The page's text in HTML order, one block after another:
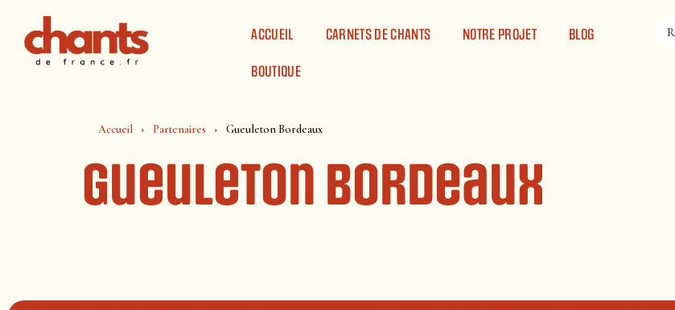
ACCUEIL
CARNETS DE CHANTS NOTRE PROJET BLOG
BOUTIQUE
Accueil Partenaires Gueuleton Bordeaux
Gueuleton Bordeaux